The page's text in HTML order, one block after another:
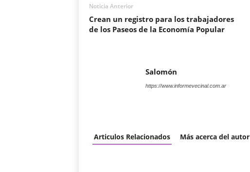
Noticia Anterior
Crean un registro para los trabajadores
de los Paseos de la Economía Popular
Salomón
https://www.informevecinal.com.ar
Articulos Relacionados Más acerca del autor